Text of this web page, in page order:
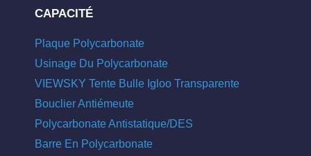
CAPACITÉ
Plaque Polycarbonate
Usinage Du Polycarbonate
VIEWSKY Tente Bulle Igloo Transparente
Bouclier Antiémeute
Polycarbonate Antistatique/DES
Barre En Polycarbonate